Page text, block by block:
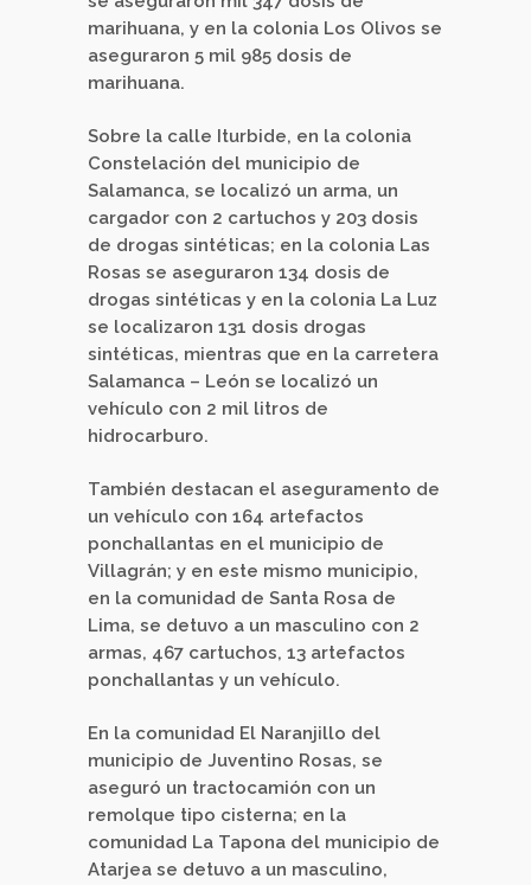
marihuana, y en la colonia Los Olivos se
aseguraron 5 mil 985 dosis de
marihuana.
Sobre la calle Iturbide, en la colonia
Constelación del municipio de
Salamanca, se localizó un arma, un
cargador con 2 cartuchos y 203 dosis
de drogas sintéticas; en la colonia Las
Rosas se aseguraron 134 dosis de
drogas sintéticas y en la colonia La Luz
se localizaron 131 dosis drogas
sintéticas, mientras que en la carretera
Salamanca – León se localizó un
vehículo con 2 mil litros de
hidrocarburo.
También destacan el aseguramento de
un vehículo con 164 artefactos
ponchallantas en el municipio de
Villagrán; y en este mismo municipio,
en la comunidad de Santa Rosa de
Lima, se detuvo a un masculino con 2
armas, 467 cartuchos, 13 artefactos
ponchallantas y un vehículo.
En la comunidad El Naranjillo del
municipio de Juventino Rosas, se
aseguró un tractocamión con un
remolque tipo cisterna; en la
comunidad La Tapona del municipio de
Atarjea se detuvo a un masculino,